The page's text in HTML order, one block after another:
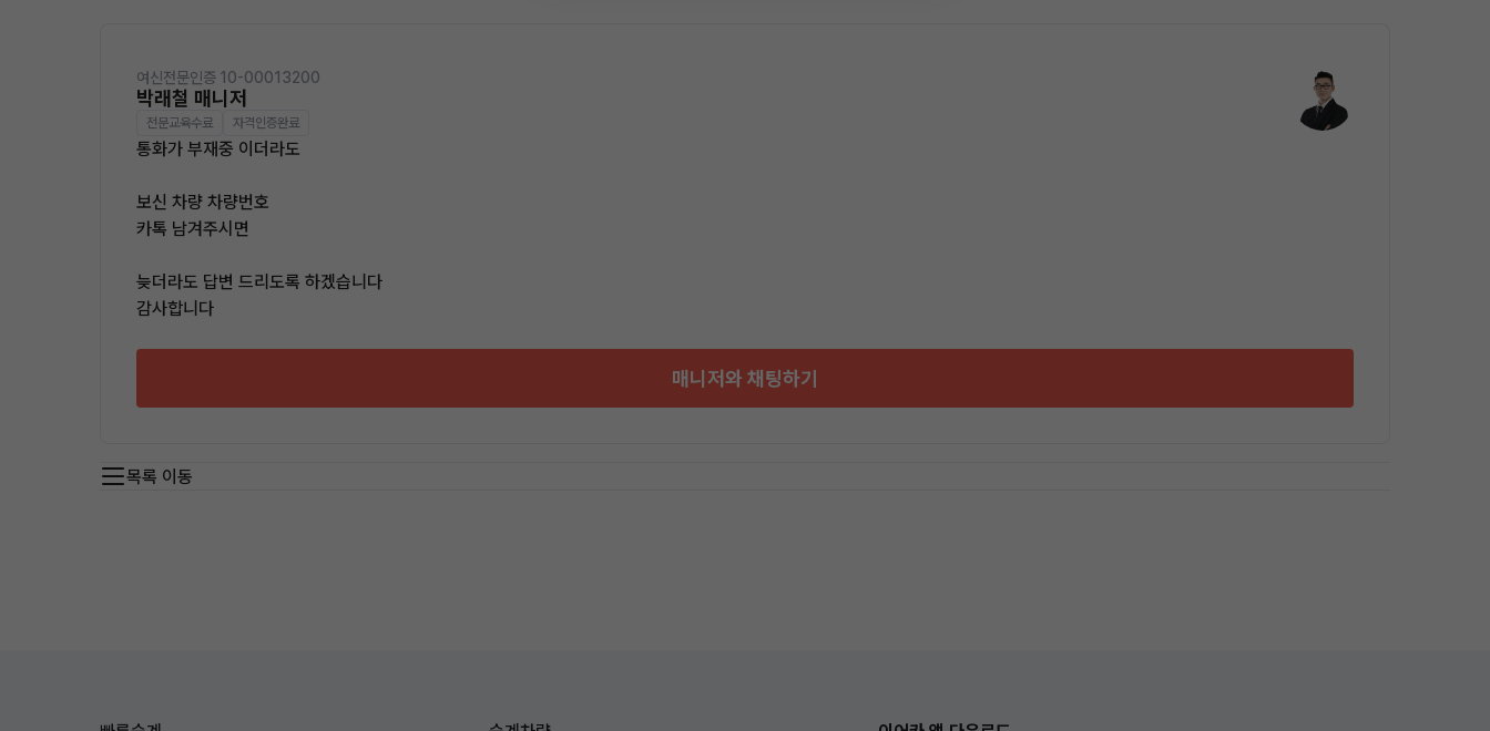
여신전문인증 10-00013200
박래철 매니저
전문교육수료 자격인증완료
통화가 부재중 이더라도
보신 차량 차량번호
카톡 남겨주시면
늦더라도 답변 드리도록 하겠습니다
감사합니다
매니저와 채팅하기
목록 이동